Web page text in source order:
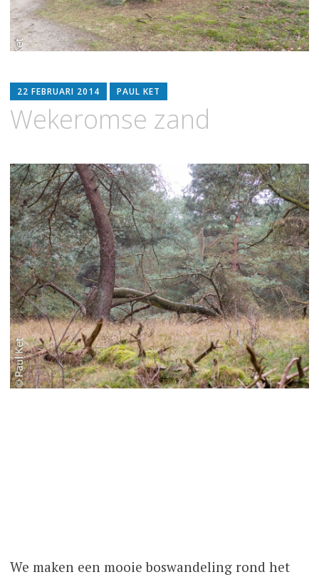
22 FEBRUARI 2014 PAUL KET
Wekeromse zand
We maken een mooie boswandeling rond het